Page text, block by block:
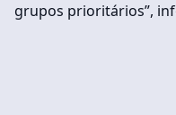
grupos prioritários”,